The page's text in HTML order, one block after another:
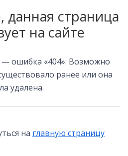
данная страница
на сайте
ошибка «404». Возможно
ранее или она
удалена.
на главную страницу